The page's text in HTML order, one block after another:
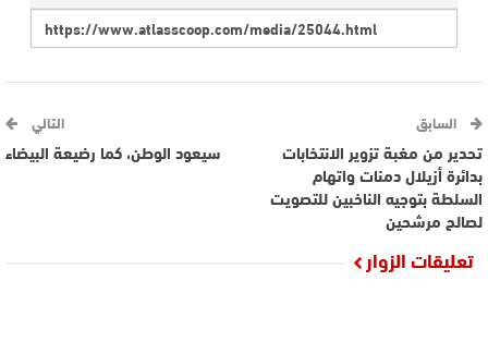
السابق
تحدير من مغبة تزوير الانتخابات
بدائرة أزيلال دمنات واتهام
السلطة بتوجيه الناخبين للتصويت
لصالح مرشحين
التالي
سيعود الوطن، كما رضيعة البيضاء
تعليقات الزوار